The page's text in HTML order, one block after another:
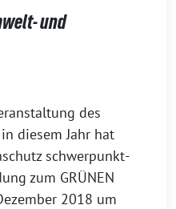
und
des
die­sem Jahr hat
schwer­punkt­
zum GRÜNEN
2018 um